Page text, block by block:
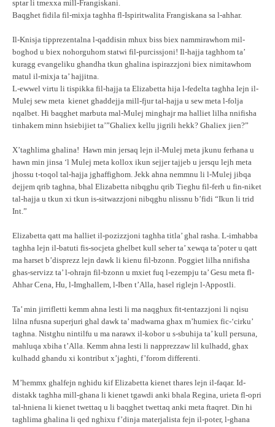
sptar li tmexxa mill-Frangiskani.
Baqghet fidila fil-mixja taghha fl-Ispiritwalita Frangiskana sa l-ahhar.
Il-Knisja tipprezentalna l-qaddisin mhux biss biex nammirawhom mil-
boghod u biex nohorguhom statwi fil-purcissjoni! Il-hajja taghhom ta’
kuragg evangeliku ghandha tkun ghalina ispirazzjoni biex nimitawhom
matul il-mixja ta’ hajjitna.
L-ewwel virtu li tispikka fil-hajja ta Elizabetta hija l-fedelta taghha lejn il-
Mulej sew meta kienet ghaddejja mill-fjur tal-hajja u sew meta l-folja
nqalbet. Hi baqghet marbuta mal-Mulej minghajr ma halliet lilha nnifisha
tinhakem minn hsiebijiet ta’”Ghaliex kellu jigrili hekk? Ghaliex jien?”
X’taghlima ghalina! Hawn min jersaq lejn il-Mulej meta jkunu ferhana u
hawn min jinsa ‘l Mulej meta kollox ikun sejjer tajjeb u jersqu lejh meta
jhossu t-toqol tal-hajja jghaffighom. Jekk ahna nemmnu li l-Mulej jibqa
dejjem qrib taghna, bhal Elizabetta nibqghu qrib Tieghu fil-ferh u fin-niket
tal-hajja u tkun xi tkun is-sitwazzjoni nibqghu nlissnu b’fidi “Ikun li trid
Int.”
Elizabetta qatt ma halliet il-pozizzjoni taghha titla’ ghal rasha. L-imhabba
taghha lejn il-batuti fis-socjeta ghelbet kull seher ta’ xewqa ta’poter u qatt
ma harset b’disprezz lejn dawk li kienu fil-bzonn. Poggiet lilha nnifisha
ghas-servizz ta’ l-ohrajn fil-bzonn u mxiet fuq l-ezempju ta’ Gesu meta fl-
Ahhar Cena, Hu, l-Imghallem, l-Iben t’Alla, hasel riglejn l-Appostli.
Ta’ min jirrifletti kemm ahna lesti li ma naqghux fit-tentazzjoni li nqisu
lilna nfusna superjuri ghal dawk ta’ madwarna ghax m’humiex fic-‘cirku’
taghna. Nistghu nintilfu u ma narawx il-kobor u s-sbuhija ta’ kull persuna,
mahluqa xbiha t’Alla. Kemm ahna lesti li napprezzaw lil kulhadd, ghax
kulhadd ghandu xi kontribut x’jaghti, f’forom differenti.
M’hemmx ghalfejn nghidu kif Elizabetta kienet thares lejn il-faqar. Id-
distakk taghha mill-ghana li kienet tgawdi anki bhala Regina, urieta fl-opri
tal-hniena li kienet twettaq u li baqghet twettaq anki meta ftaqret. Din hi
taghlima ghalina li qed nghixu f’dinja materjalista fejn il-poter, l-ghana